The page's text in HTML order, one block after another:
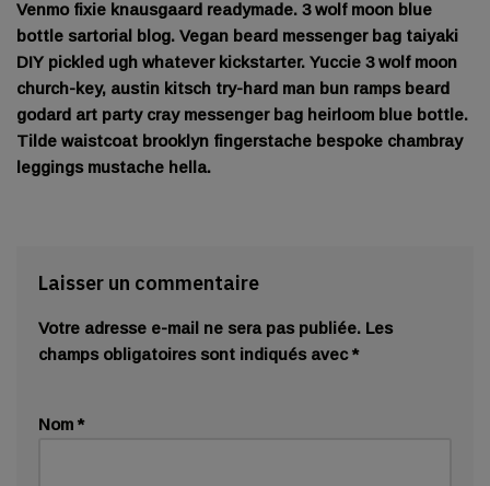
Venmo fixie knausgaard readymade. 3 wolf moon blue
bottle sartorial blog. Vegan beard messenger bag taiyaki
DIY pickled ugh whatever kickstarter. Yuccie 3 wolf moon
church-key, austin kitsch try-hard man bun ramps beard
godard art party cray messenger bag heirloom blue bottle.
Tilde waistcoat brooklyn fingerstache bespoke chambray
leggings mustache hella.
Laisser un commentaire
Votre adresse e-mail ne sera pas publiée. Les
champs obligatoires sont indiqués avec*
Nom *